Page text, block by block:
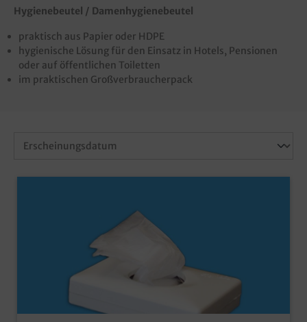
Hygienebeutel / Damenhygienebeutel
praktisch aus Papier oder HDPE
hygienische Lösung für den Einsatz in Hotels, Pensionen
oder auf öffentlichen Toiletten
im praktischen Großverbraucherpack